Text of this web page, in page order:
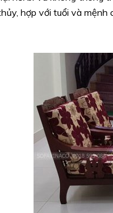
hợp với tuổi và mệnh